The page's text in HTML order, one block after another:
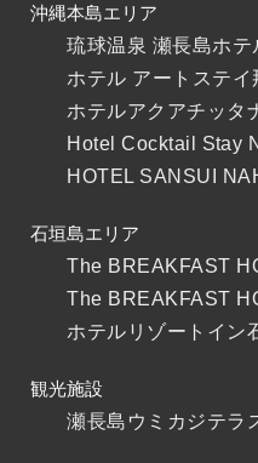
沖縄本島エリア
琉球温泉 瀬長島ホテ
ホテル アートステイ
ホテルアクアチッタ
Hotel Cocktail Stay
HOTEL SANSUI
石垣島エリア
The BREAKFAST
The BREAKFAST
ホテルリゾートイン
観光施設
瀬長島ウミカジテラ